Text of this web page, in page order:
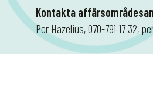
Kontakta
Per Hazelius, 070-791 17 32,